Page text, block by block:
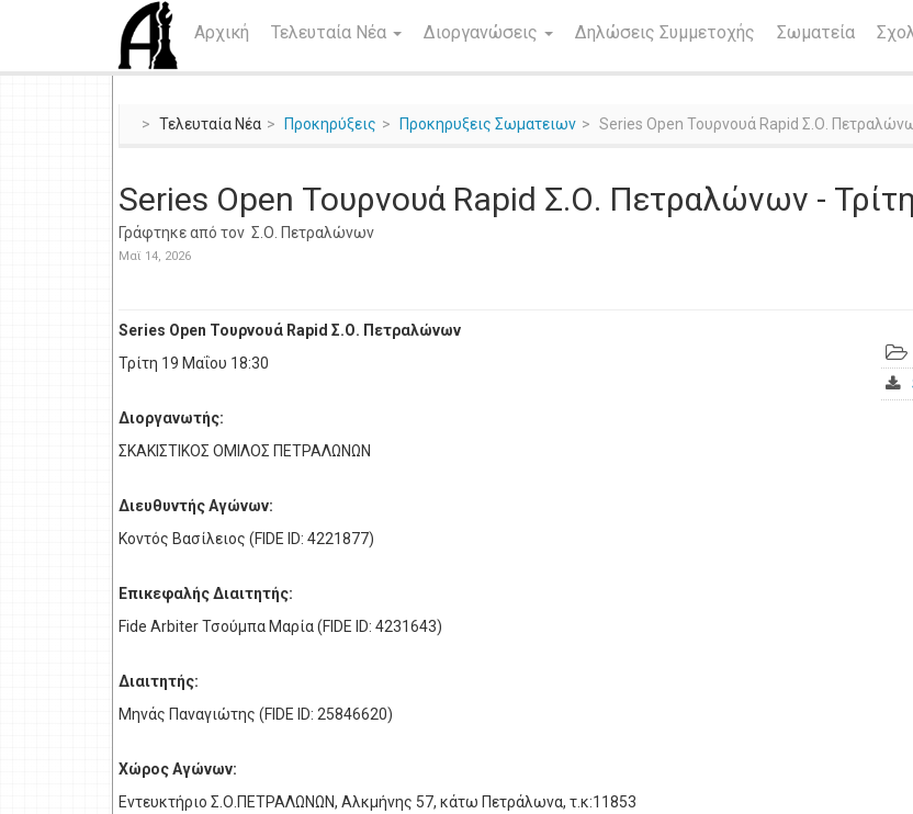
Αρχική Τελευταία Νέα Διοργανώσεις Δηλώσεις Συμμετοχής Σωματεία
Τελευταία Νέα Προκηρύξεις Προκηρυξεις Σωματειων Series Open Τουρνουά Rapid Σ.Ο.
Series Open Τουρνουά Rapid Σ.Ο. Πετραλώνων -
Γράφτηκε από τον Σ.Ο. Πετραλώνων
Μαϊ 14, 2026
Series Open Τουρνουά Rapid Σ.Ο. Πετραλώνων
Τρίτη 19 Μαΐου 18:30
Διοργανωτής:
ΣΚΑΚΙΣΤΙΚΟΣ ΟΜΙΛΟΣ ΠΕΤΡΑΛΩΝΩΝ
Διευθυντής Αγώνων:
Κοντός Βασίλειος (FIDE ID: 4221877)
Επικεφαλής Διαιτητής:
Fide Arbiter Τσούμπα Μαρία (FIDE ID: 4231643)
Διαιτητής:
Μηνάς Παναγιώτης (FIDE ID: 25846620)
Χώρος Αγώνων:
Εντευκτήριο Σ.Ο.ΠΕΤΡΑΛΩΝΩΝ, Αλκμήνης 57, κάτω Πετράλωνα, τ.κ:11853